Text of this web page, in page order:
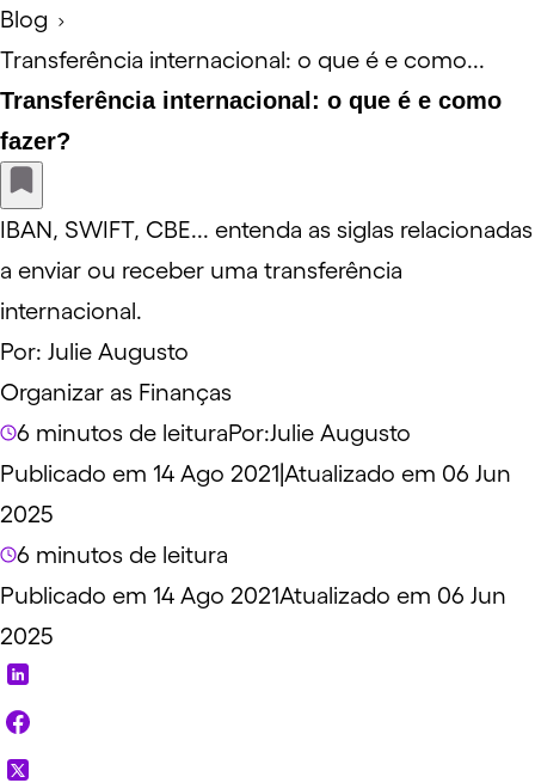
Blog
Transferência internacional: o que é e como...
Transferência internacional: o que é e como
fazer?
IBAN, SWIFT, CBE... entenda as siglas relacionadas
a enviar ou receber uma transferência
internacional.
Por: Julie Augusto
Organizar as Finanças
6 minutos de leituraPor:Julie Augusto
Publicado em 14 Ago 2021 Atualizado em 06 Jun
2025
6 minutos de leitura
Publicado em 14 Ago 2021Atualizado em 06 Jun
2025